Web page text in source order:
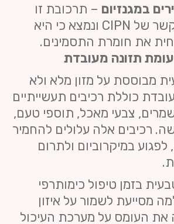
במגנזיום – תרכובת זו
נחקרה בהקשר של CIPN ונמצא כי היא
את חומרת התסמינים.
תזונה מעובדת
מבוססת על מזון מלא ולא
כוללת רכיבים תעשייתיים
צבעי מאכל, תוספי טעם,
רכיבים אלה עלולים להחמיר
במיקרוביום ולתרום
בזמן טיפול כימותרפי
מסייעת לשמור על איזון
את העומס על מערכת העיכול